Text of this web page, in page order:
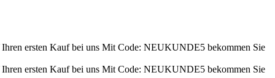
ersten Kauf bei uns Mit Code: NEUKUNDE5 bekommen Sie
ersten Kauf bei uns Mit Code: NEUKUNDE5 bekommen Sie